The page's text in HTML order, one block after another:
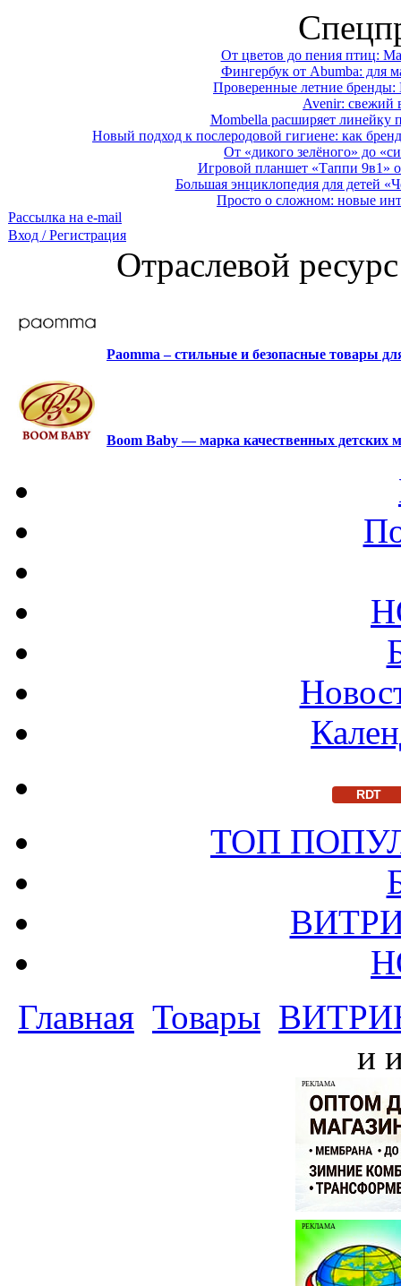
От цветов до пения птиц:
Фингербук от Abumba: для
Проверенные летние
Avenir: свежий
Mombella расширяет линейку
Новый подход к послеродовой гигиене: как
От «дикого зелёного» до
Игровой планшет «Таппи 9в1»
Большая энциклопедия для детей
Просто о сложном: новые
Рассылка на e-mail
Вход / Регистрация
Отраслевой
Paomma – стильные и безопасные товары
Boom Baby — марка качественных детских
RDT
ТОП
Главная Товары
и
РЕКЛАМА
РЕКЛАМА